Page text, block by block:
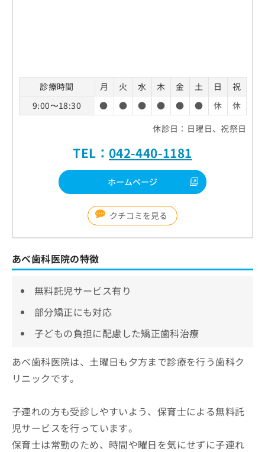
診療時間 月 火 水 木 金 土 日
祝
9:00〜18:30
● ● ● ● ● ● 休
休
休診日：日曜日、祝祭日
TEL： 042-440-1181
ホームページ
クチコミを見る
あべ歯科医院の特徴
無料託児サービス有り
部分矯正にも対応
子どもの負担に配慮した矯正歯科治療
あべ歯科医院は、土曜日も夕方まで診療を行う歯科ク
リニックです。
子連れの方も受診しやすいよう、保育士による無料託
児サービスを行っています。
保育士は常勤のため、時間や曜日を気にせずに子連れ